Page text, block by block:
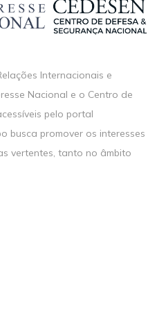
Internacionais e
Nacional e o Centro de
pelo portal
busca promover os interesses
vertentes, tanto no âmbito